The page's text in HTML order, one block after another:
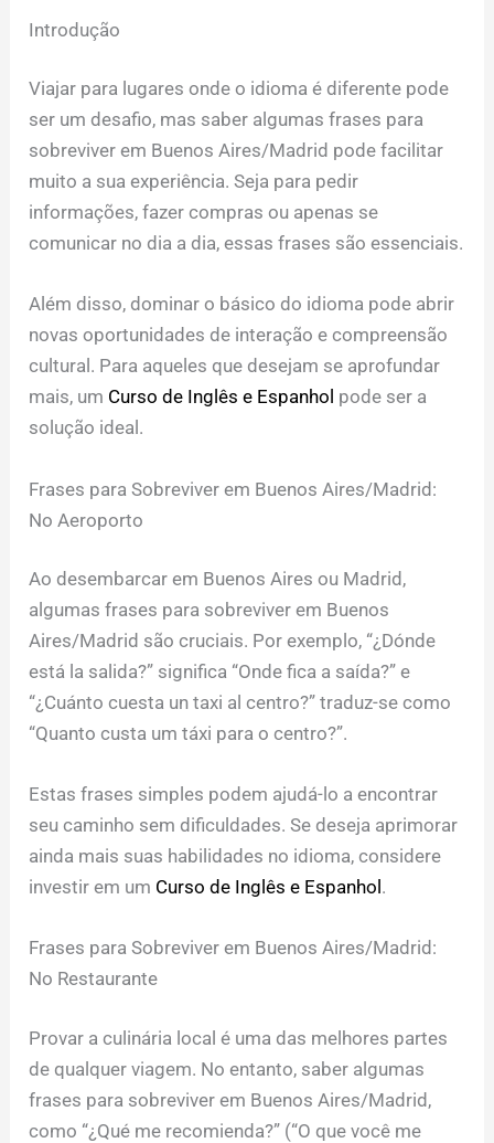
Introdução
Viajar para lugares onde o idioma é diferente pode
ser um desafio, mas saber algumas frases para
sobreviver em Buenos Aires/Madrid pode facilitar
muito a sua experiência. Seja para pedir
informações, fazer compras ou apenas se
comunicar no dia a dia, essas frases são essenciais.
Além disso, dominar o básico do idioma pode abrir
novas oportunidades de interação e compreensão
cultural. Para aqueles que desejam se aprofundar
mais, um Curso de Inglês e Espanhol pode ser a
solução ideal.
Frases para Sobreviver em Buenos Aires/Madrid:
No Aeroporto
Ao desembarcar em Buenos Aires ou Madrid,
algumas frases para sobreviver em Buenos
Aires/Madrid são cruciais. Por exemplo, “¿Dónde
está la salida?” significa “Onde fica a saída?” e
“¿Cuánto cuesta un taxi al centro?” traduz-se como
“Quanto custa um táxi para o centro?”.
Estas frases simples podem ajudá-lo a encontrar
seu caminho sem dificuldades. Se deseja aprimorar
ainda mais suas habilidades no idioma, considere
investir em um Curso de Inglês e Espanhol .
Frases para Sobreviver em Buenos Aires/Madrid:
No Restaurante
Provar a culinária local é uma das melhores partes
de qualquer viagem. No entanto, saber algumas
frases para sobreviver em Buenos Aires/Madrid,
como “¿Qué me recomienda?” (“O que você me